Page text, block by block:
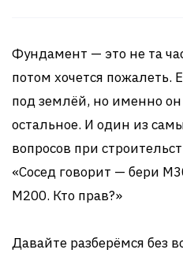
Фундамент — это не та
потом хочется пожалеть.
под землёй, но именно
остальное. И один из
вопросов при
«Сосед говорит — бери
М200. Кто прав?»
Давайте разберёмся без